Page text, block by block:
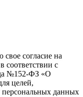
согласие на
соответствии с
№152-ФЗ «О
целей,
персональных данных